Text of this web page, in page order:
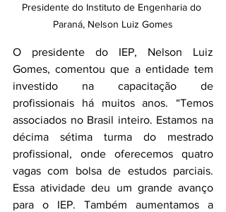
Presidente do Instituto de Engenharia do
Paraná, Nelson Luiz Gomes
O presidente do IEP, Nelson Luiz
Gomes, comentou que a entidade tem
investido na capacitação de
profissionais há muitos anos. “Temos
associados no Brasil inteiro. Estamos na
décima sétima turma do mestrado
profissional, onde oferecemos quatro
vagas com bolsa de estudos parciais.
Essa atividade deu um grande avanço
para o IEP. Também aumentamos a